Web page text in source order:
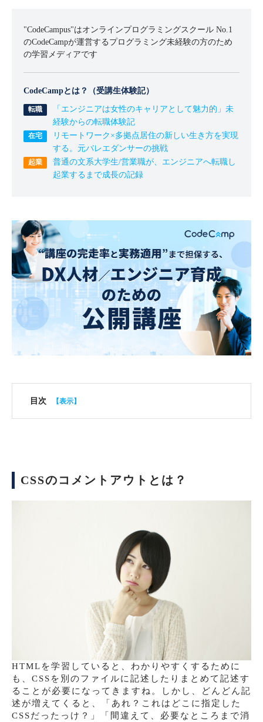
"CodeCampus"はオンラインプログラミングスクール No.1
のCodeCampが運営するプログラミング未経験の方のため
の学習メディアです
CodeCampとは？（受講生体験記）
「エンジニアは女性のキャリアとして魅力的」未
経験からの転職体験記
リモートワーク×多拠点居住の新しい生き方を実現
する。元バレエダンサーの挑戦
普通の文系大学生/営業職が、エンジニアへ転職し
起業するまで成長の記録
目次
CSSのコメントアウトとは？
HTMLを学習していると、わかりやすくするために
も、CSSを別のファイルに記述したりまとめて記述す
ることが必要になってきますね。しかし、どんどん記
述が増えてくると、「あれ？これはどこに指定した
CSSだったっけ？」「間違えて、必要なところまで消